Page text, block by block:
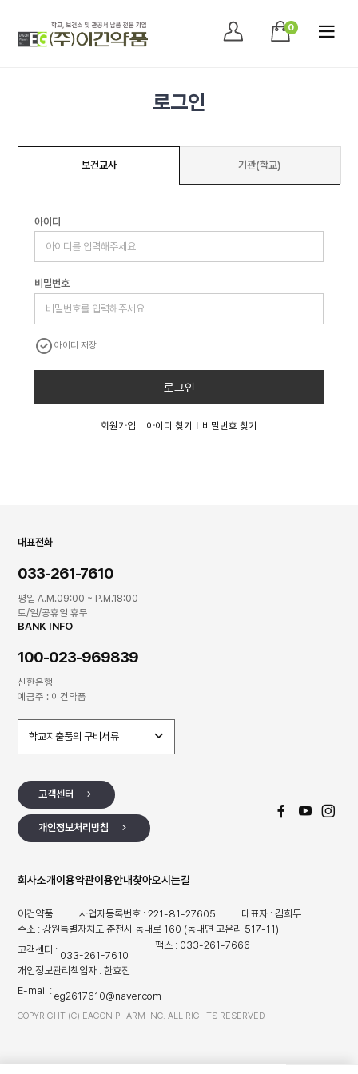
0
로그인
보건교사 기관(학교)
아이디
비밀번호
아이디 저장
로그인
회원가입 아이디 찾기 비밀번호 찾기
대표전화
033-261-7610
평일 A.M.09:00 ~ P.M.18:00
토/일/공휴일 휴무
BANK INFO
100-023-969839
신한은행
예금주 : 이건약품
학교지출품의 구비서류
고객센터
개인정보처리방침
회사소개이용약관이용안내찾아오시는길
이건약품 사업자등록번호 : 221-81-27605
대표자 : 김희두
주소 : 강원특별자치도 춘천시 동내로 160 (동내면 고은리 517-11)
고객센터 : 033-261-7610
팩스 : 033-261-7666
개인정보관리책임자 : 한효진
E-mail : eg2617610@naver.com
COPYRIGHT (C) EAGON PHARM INC. ALL RIGHTS RESERVED.